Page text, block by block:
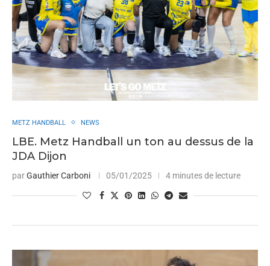
METZ HANDBALL NEWS
LBE. Metz Handball un ton au dessus de la
JDA Dijon
parGauthier Carboni 05/01/2025 4 minutes de lecture